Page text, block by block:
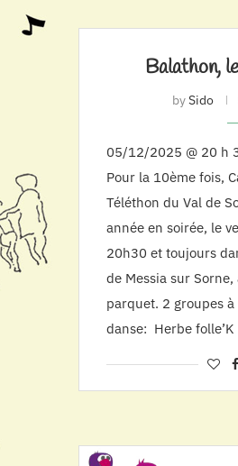
Balathon,
bySido
05/12/2025 @ 20 h
Pour la 10ème fois,
Téléthon du Val de
année en soirée, le
20h30 et toujours
de Messia sur
parquet. 2 groupes
danse: Herbe